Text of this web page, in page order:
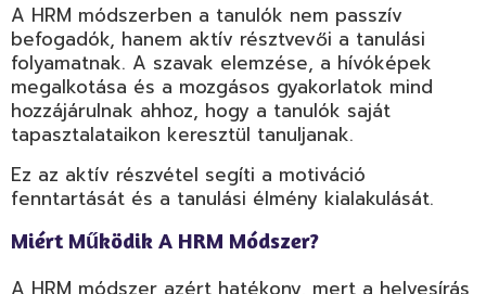
A HRM módszerben a tanulók nem passzív
befogadók, hanem aktív résztvevői a tanulási
folyamatnak. A szavak elemzése, a hívóképek
megalkotása és a mozgásos gyakorlatok mind
hozzájárulnak ahhoz, hogy a tanulók saját
tapasztalataikon keresztül tanuljanak.
Ez az aktív részvétel segíti a motiváció
fenntartását és a tanulási élmény kialakulását.
Miért Működik A HRM Módszer?